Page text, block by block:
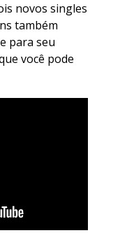
novos singles
também
para seu
você pode